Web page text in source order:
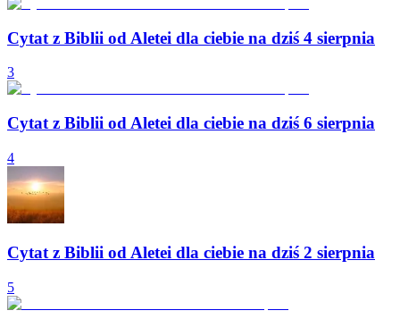
Cytat z Biblii od Aletei dla ciebie na dziś 4 sierpnia
3
Cytat z Biblii od Aletei dla ciebie na dziś 6 sierpnia
4
Cytat z Biblii od Aletei dla ciebie na dziś 2 sierpnia
5